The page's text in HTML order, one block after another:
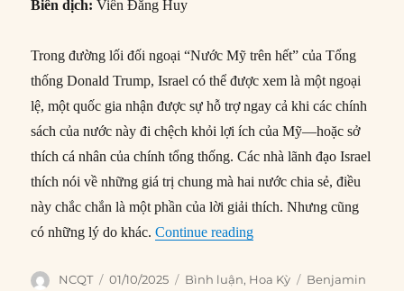
Biên dịch:Viên Đăng Huy
Trong đường lối đối ngoại “Nước Mỹ trên hết” của Tổng
thống Donald Trump, Israel có thể được xem là một ngoại
lệ, một quốc gia nhận được sự hỗ trợ ngay cả khi các chính
sách của nước này đi chệch khỏi lợi ích của Mỹ—hoặc sở
thích cá nhân của chính tổng thống. Các nhà lãnh đạo Israel
thích nói về những giá trị chung mà hai nước chia sẻ, điều
này chắc chắn là một phần của lời giải thích. Nhưng cũng
có những lý do khác.Continue reading“Sau Putin, liệu
Author
NCQT
Posted
01/10/2025 Categories
Bình luận, Hoa Kỳ Tags
Benjamin